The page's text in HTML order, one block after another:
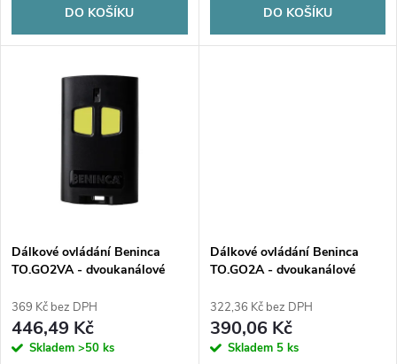
u
d
DO KOŠÍKU DO KOŠÍKU
Dálkové ovládání Beninca
TO.GO2VA - dvoukanálové
369 Kč bez DPH
446,49 Kč
Skladem >50 ks
Dálkové ovládání Beninca
TO.GO2A - dvoukanálové
322,36 Kč bez DPH
390,06 Kč
Skladem 5 ks